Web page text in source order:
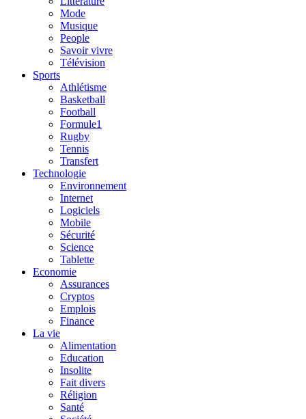
Mode
Musique
People
Savoir vivre
Télévision
Sports
Athlétisme
Basketball
Football
Formule1
Rugby
Tennis
Transfert
Technologie
Environnement
Internet
Logiciels
Mobile
Sécurité
Science
Tablette
Economie
Assurances
Cryptos
Emplois
Finance
La vie
Alimentation
Education
Insolite
Fait divers
Réligion
Santé